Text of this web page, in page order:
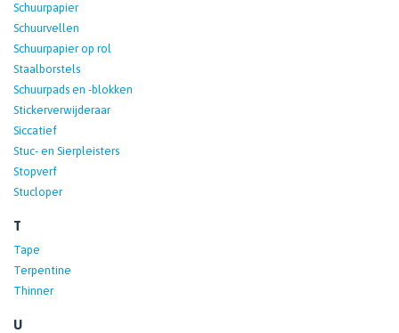
Schuurpapier
Schuurvellen
Schuurpapier op rol
Staalborstels
Schuurpads en -blokken
Stickerverwijderaar
Siccatief
Stuc- en Sierpleisters
Stopverf
Stucloper
T
Tape
Terpentine
Thinner
U